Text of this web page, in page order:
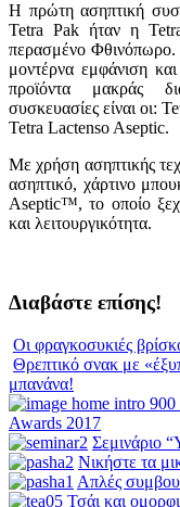
H πρώτη ασηπτική
Tetra Pak ήταν η
περασμένο
μοντέρνα εμφάνιση και
προϊόντα μακράς
συσκευασίες είναι οι:
Tetra Lactenso Aseptic.
Με χρήση ασηπτικής
ασηπτικό, χάρτινο
Aseptic™, το οποίο
και λειτουργικότητα.
Διαβάστε επίσης!
Οι φραγκοσυκιές
Θρεπτικό σνακ με
μπανάνα!
Awards 2017
Σεμινάριο
Νικήστε τα
Απλές
Τσάι και